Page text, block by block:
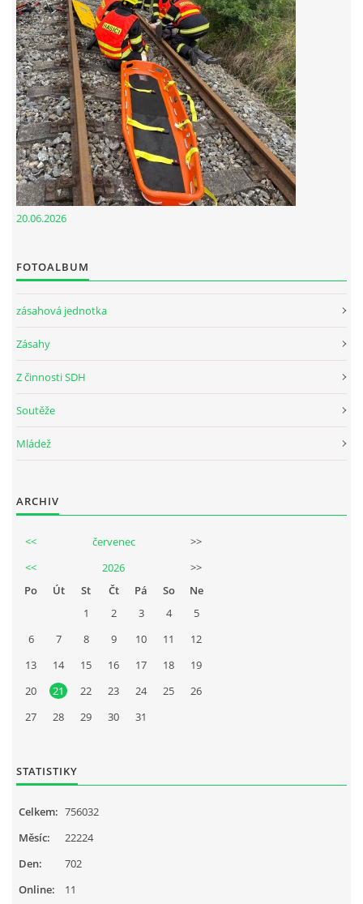
20.06.2026
FOTOALBUM
zásahová jednotka
Zásahy
Z činnosti SDH
Soutěže
Mládež
ARCHIV
<< červenec
>>
<<
2026
>>
Po
Út St Čt Pá So
Ne
1
2 3 4
5
6
7 8 9 10 11
12
13
14 15 16 17 18
19
20
21 22 23 24 25
26
27
28 29 30 31
STATISTIKY
Online: 11
Celkem: 756032
Měsíc:
22224
Den:
702